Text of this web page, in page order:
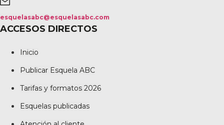
esquelasabc@esquelasabc.com
ACCESOS DIRECTOS
Inicio
Publicar Esquela ABC
Tarifas y formatos 2026
Esquelas publicadas